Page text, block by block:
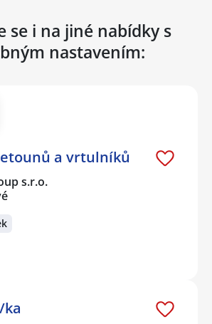
se i na jiné nabídky s
nastavením:
a vrtulníků
s.r.o.